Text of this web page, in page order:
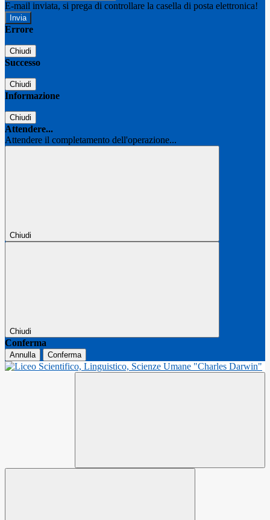
E-mail inviata, si prega di controllare la casella di posta elettronica!
Errore
Chiudi
Successo
Chiudi
Informazione
Chiudi
Attendere...
Attendere il completamento dell'operazione...
Chiudi
Chiudi
Conferma
Annulla Conferma